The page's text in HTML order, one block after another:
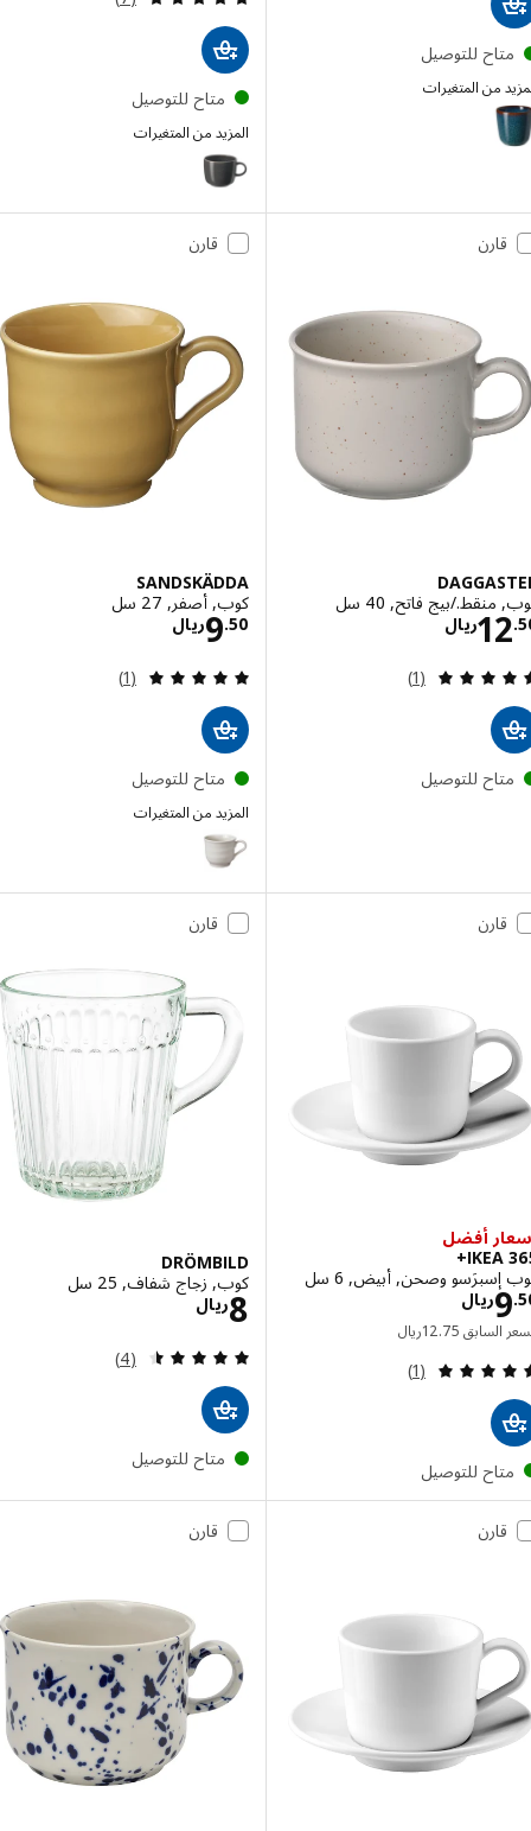
للتوصيل
من المتغيرات
متاح للتوصيل
المزيد من المتغيرات
GLADELIG
قارن
بيج فاتح, 40 سل
ريالالاسعار ريال 12.50
مراجعة: 5 من أصل 5 نجوم. إجمالي المراجعات:
(1)
للتوصيل
قارن
SANDSKÄDDA
كوب, أصفر, 27 سل
ريال9 الاسعار ريال 9.50
مراجعة: 5 من أصل 5 نجوم. إجمالي المراجعات:
(1)
متاح للتوصيل
المزيد من المتغيرات
SANDSKÄDDA
قارن
أفضل
IKEA
وصحن, أبيض, 6 سل
ريالالاسعار ريال 9.50
السابق ريال12 .75 السعر السابق ريال 12.75
مراجعة: 5 من أصل 5 نجوم. إجمالي المراجعات:
(1)
للتوصيل
قارن
DRÖMBILD
كوب, زجاج شفاف, 25 سل
ريالالاسعار ريال 8
مراجعة: 4.5 من أصل 5 نجوم. إجمالي المراجعات:
(4)
متاح للتوصيل
قارن قارن